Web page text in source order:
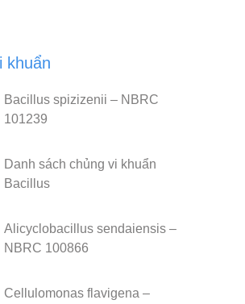
khuẩn
Bacillus spizizenii – NBRC
101239
Danh sách chủng vi khuẩn
Bacillus
Alicyclobacillus sendaiensis –
NBRC 100866
Cellulomonas flavigena –